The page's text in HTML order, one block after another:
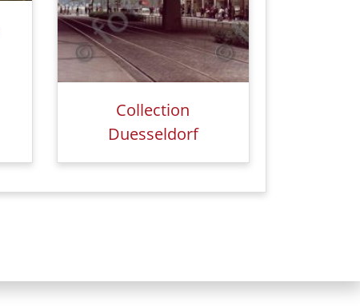
Collection
Duesseldorf